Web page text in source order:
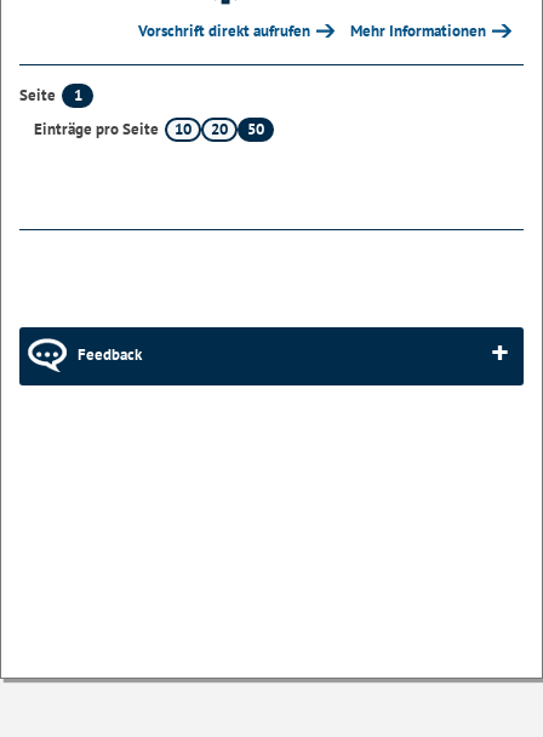
Vorschrift direkt aufrufen Mehr Informationen
Seite
1
Einträge pro Seite
10 20 50
Feedback